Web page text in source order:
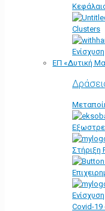
Clusters
ΕΠ «Δυτική
Στήριξη
Covid-19